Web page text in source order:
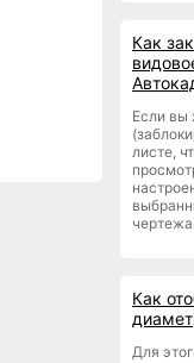
Как
Если вы
листе,
чертежа
Как
Для